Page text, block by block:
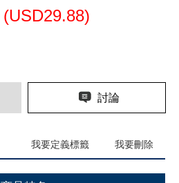
(USD29.88)
討論
我要定義標籤 我要刪除